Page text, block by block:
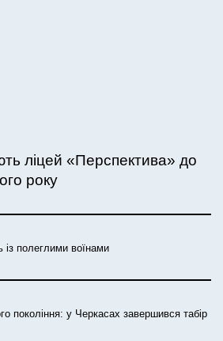
ліцей «Перспектива» до
року
полеглими воїнами
покоління: у Черкасах завершився табір